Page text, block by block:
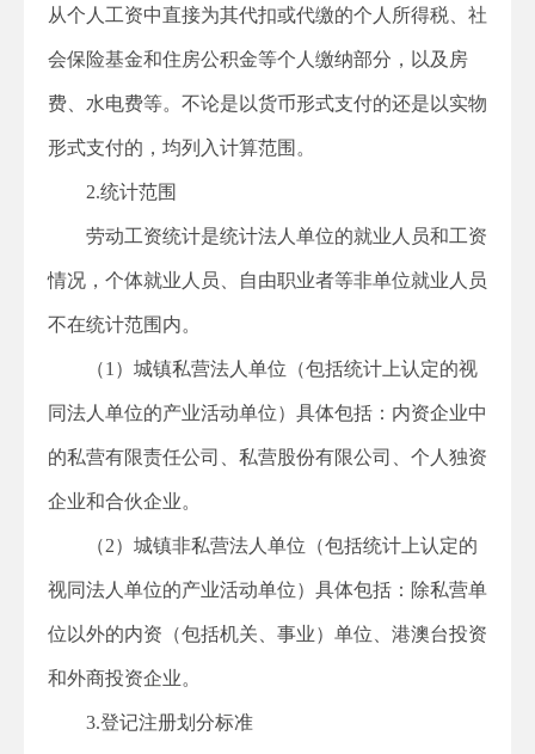
从个人工资中直接为其代扣或代缴的个人所得税、社
会保险基金和住房公积金等个人缴纳部分 ，以及房
费、水电费等。 不论是以货币形式支付的还是以实物
形式支付的，均列入计算范围。
2.统计范围
劳动工资统计是统计法人单位的就业人员和工资
情况，个体就业人员、自由职业者等非单位就业人员
不在统计范围内。
（1 ）城镇私营法人单位（包括统计上认定的视
同法人单位的产业活动单位）具体包括：内资企业中
的私营有限责任公司、私营股份有限公司、个人独资
企业和合伙企业。
（2）城镇非私营法人单位（包括统计上认定的
视同法人单位的产业活动单位）具体包括：除私营单
位以外的内资（包括机关、事业）单位、港澳台投资
和外商投资企业。
3.登记注册划分标准